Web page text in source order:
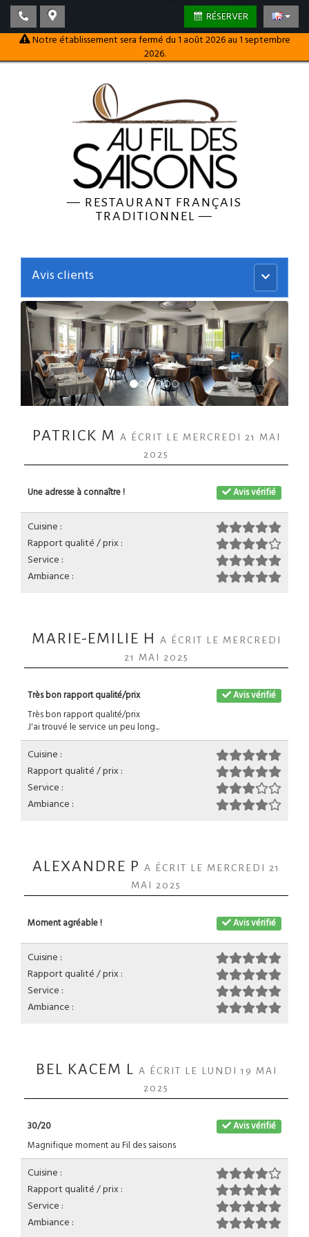
RÉSERVER
Notre établissement sera fermé du 1 août 2026 au 1 septembre
2026.
— RESTAURANT FRANÇAIS
TRADITIONNEL—
Menu
principal
Avis clients
PATRICK M A ÉCRIT LE MERCREDI 21 MAI
2025
Avis vérifié
Une adresse à connaître !
Cuisine :
Rapport qualité / prix :
Service :
Ambiance :
MARIE-EMILIE H
A ÉCRIT LE MERCREDI
21 MAI 2025
Avis vérifié
Très bon rapport qualité/prix
Très bon rapport qualité/prix
J'ai trouvé le service un peu long...
Cuisine :
Rapport qualité / prix :
Service :
Ambiance :
ALEXANDRE P A ÉCRIT LE MERCREDI 21
MAI 2025
Avis vérifié
Moment agréable !
Cuisine :
Rapport qualité / prix :
Service :
Ambiance :
BEL KACEM L A ÉCRIT LE LUNDI 19 MAI
2025
Avis vérifié
30/20
Magnifique moment au Fil des saisons
Cuisine :
Rapport qualité / prix :
Service :
Ambiance :